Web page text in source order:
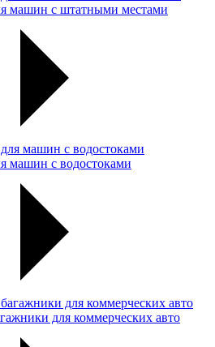
машин с штатными местами
машин с водостоками
для коммерческих авто